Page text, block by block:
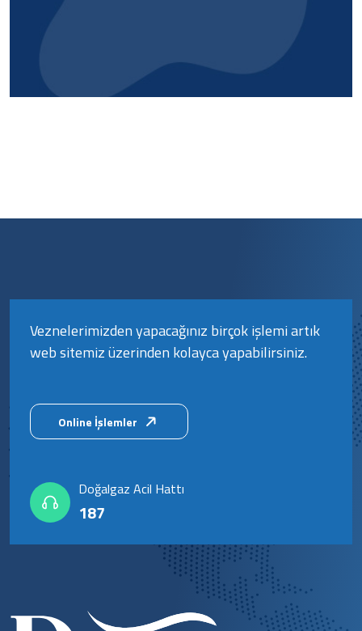
Veznelerimizden yapacağınız birçok işlemi artık
web sitemiz üzerinden kolayca yapabilirsiniz.
Online İşlemler
Doğalgaz Acil Hattı
187